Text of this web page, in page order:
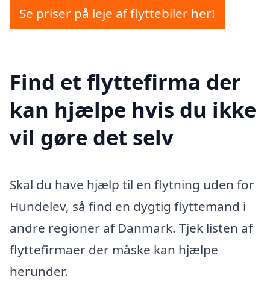
Se priser på leje af flyttebiler her!
Find et flyttefirma der
kan hjælpe hvis du ikke
vil gøre det selv
Skal du have hjælp til en flytning uden for
Hundelev, så find en dygtig flyttemand i
andre regioner af Danmark. Tjek listen af
flyttefirmaer der måske kan hjælpe
herunder.